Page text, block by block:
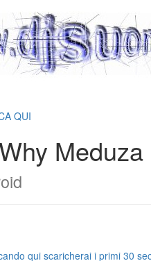
QUI
qui scaricherai i primi 30